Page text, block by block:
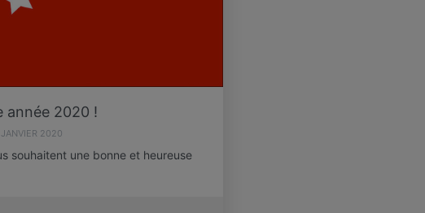
année 2020 !
2020
souhaitent une bonne et heureuse